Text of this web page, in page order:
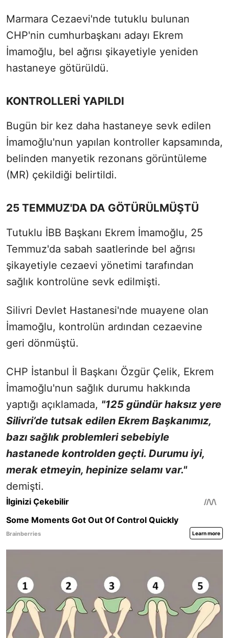
Marmara Cezaevi'nde tutuklu bulunan
CHP'nin cumhurbaşkanı adayı Ekrem
İmamoğlu, bel ağrısı şikayetiyle yeniden
hastaneye götürüldü.
KONTROLLERİ YAPILDI
Bugün bir kez daha hastaneye sevk edilen
İmamoğlu'nun yapılan kontroller kapsamında,
belinden manyetik rezonans görüntüleme
(MR) çekildiği belirtildi.
25 TEMMUZ'DA DA GÖTÜRÜLMÜŞTÜ
Tutuklu İBB Başkanı Ekrem İmamoğlu, 25
Temmuz'da sabah saatlerinde bel ağrısı
şikayetiyle cezaevi yönetimi tarafından
sağlık kontrolüne sevk edilmişti.
Silivri Devlet Hastanesi'nde muayene olan
İmamoğlu, kontrolün ardından cezaevine
geri dönmüştü.
CHP İstanbul İl Başkanı Özgür Çelik, Ekrem
İmamoğlu'nun sağlık durumu hakkında
yaptığı açıklamada, "125 gündür haksız yere
Silivri’de tutsak edilen Ekrem Başkanımız,
bazı sağlık problemleri sebebiyle
hastanede kontrolden geçti. Durumu iyi,
merak etmeyin, hepinize selamı var."
demişti.